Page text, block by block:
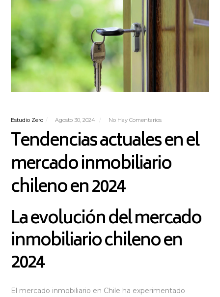
Estudio Zero Agosto 30, 2024 No Hay Comentarios
Tendencias actuales en el
mercado inmobiliario
chileno en 2024
La evolución del mercado
inmobiliario chileno en
2024
El mercado inmobiliario en Chile ha experimentado